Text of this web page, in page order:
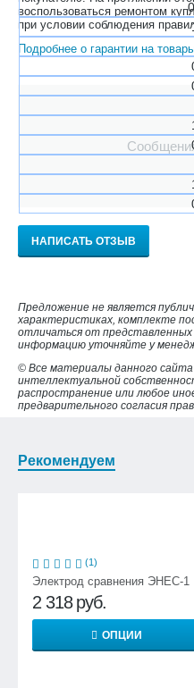
воспользоваться ремонтом
при условии соблюдения
Подробнее о гарантии на
НАПИСАТЬ ОТЗЫВ
Предложение не является
характеристиках, комплекте
отличаться от
информацию уточняйте у
© Все материалы данного
интеллектуальной
распространение или любое
предварительного согласия
Рекомендуем
(1)
Электрод сравнения ЭНЕС-1
2 318 руб.
ОПЦИИ